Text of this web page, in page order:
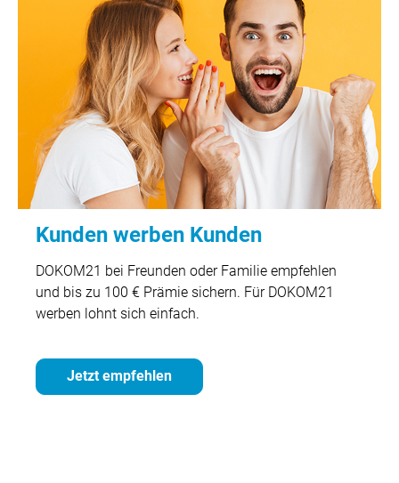
Kunden werben Kunden
DOKOM21 bei Freunden oder Familie empfehlen
und bis zu 100 € Prämie sichern. Für DOKOM21
werben lohnt sich einfach.
Jetzt empfehlen